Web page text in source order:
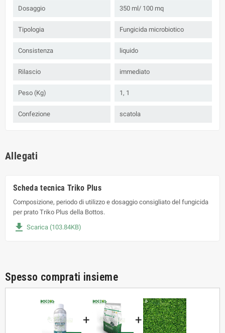
Dosaggio 350 ml/ 100 mq
Tipologia Fungicida microbiotico
Consistenza liquido
Rilascio immediato
Peso (Kg) 1, 1
Confezione scatola
Allegati
Scheda tecnica Triko Plus
Composizione, periodo di utilizzo e dosaggio consigliato del fungicida
per prato Triko Plus della Bottos.
file_download Scarica (103.84KB)
Spesso comprati insieme
+ +